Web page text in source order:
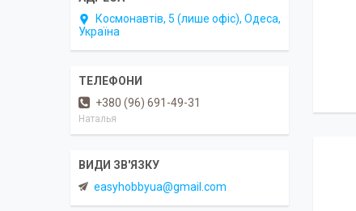
Космонавтів, 5 (лише офіс), Одеса,
Україна
+380 (96) 691-49-31
Наталья
easyhobbyua@gmail.com